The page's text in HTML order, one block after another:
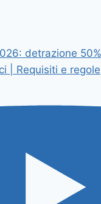
detrazione
| Requisiti e regole